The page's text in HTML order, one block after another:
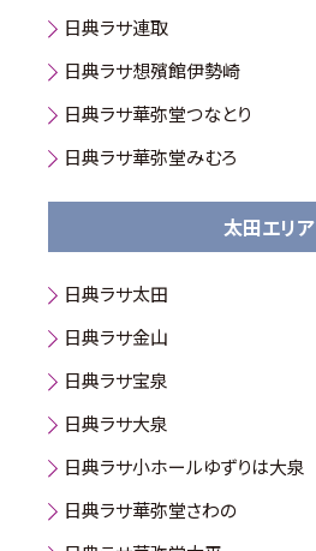
日典ラサ連取
日典ラサ想殯館伊勢崎
日典ラサ華弥堂つなとり
日典ラサ華弥堂みむろ
太田エリア
日典ラサ太田
日典ラサ金山
日典ラサ宝泉
日典ラサ大泉
日典ラサ小ホールゆずりは大泉
日典ラサ華弥堂さわの